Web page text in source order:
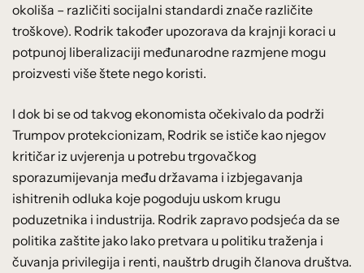
okoliša – različiti socijalni standardi znače različite
troškove). Rodrik također upozorava da krajnji koraci u
potpunoj liberalizaciji međunarodne razmjene mogu
proizvesti više štete nego koristi.
I dok bi se od takvog ekonomista očekivalo da podrži
Trumpov protekcionizam, Rodrik se ističe kao njegov
kritičar iz uvjerenja u potrebu trgovačkog
sporazumijevanja među državama i izbjegavanja
ishitrenih odluka koje pogoduju uskom krugu
poduzetnika i industrija. Rodrik zapravo podsjeća da se
politika zaštite jako lako pretvara u politiku traženja i
čuvanja privilegija i renti, nauštrb drugih članova društva.